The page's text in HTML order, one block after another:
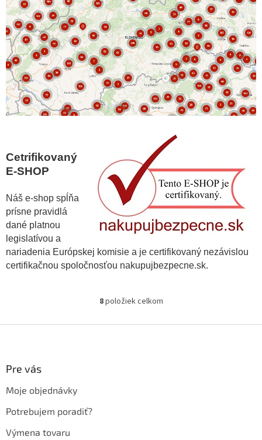
Cetrifikovaný
E-SHOP
Náš e-shop spĺňa
prísne pravidlá
dané platnou
legislatívou a
nariadenia Európskej komisie a je certifikovaný nezávislou
certifikačnou spoločnosťou nakupujbezpecne.sk.
O
l
8položiek celkom
Pre vás
Moje objednávky
Potrebujem poradiť?
Výmena tovaru